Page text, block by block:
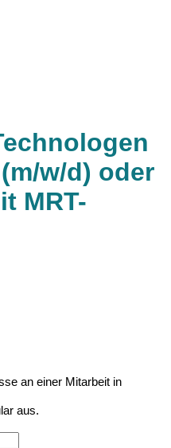
w/d) oder
MRT-
an einer Mitarbeit in
aus.